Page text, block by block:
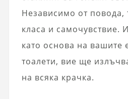
Независимо от повода,
класа и самочувствие.
като основа на вашите
тоалети, вие ще
на всяка крачка.